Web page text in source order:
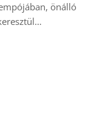
önálló